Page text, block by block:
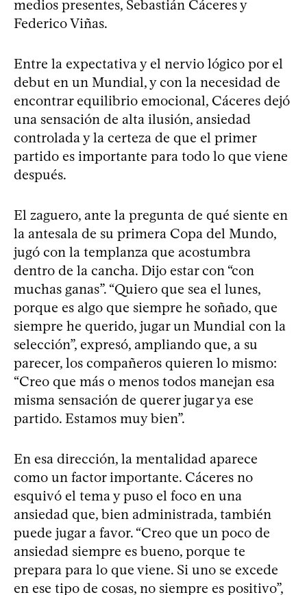
medios presentes, Sebastián Cáceres y
Federico Viñas.
Entre la expectativa y el nervio lógico por el
debut en un Mundial, y con la necesidad de
encontrar equilibrio emocional, Cáceres dejó
una sensación de alta ilusión, ansiedad
controlada y la certeza de que el primer
partido es importante para todo lo que viene
después.
El zaguero, ante la pregunta de qué siente en
la antesala de su primera Copa del Mundo,
jugó con la templanza que acostumbra
dentro de la cancha. Dijo estar con “con
muchas ganas”. “Quiero que sea el lunes,
porque es algo que siempre he soñado, que
siempre he querido, jugar un Mundial con la
selección”, expresó, ampliando que, a su
parecer, los compañeros quieren lo mismo:
“Creo que más o menos todos manejan esa
misma sensación de querer jugar ya ese
partido. Estamos muy bien”.
En esa dirección, la mentalidad aparece
como un factor importante. Cáceres no
esquivó el tema y puso el foco en una
ansiedad que, bien administrada, también
puede jugar a favor. “Creo que un poco de
ansiedad siempre es bueno, porque te
prepara para lo que viene. Si uno se excede
en ese tipo de cosas, no siempre es positivo”,